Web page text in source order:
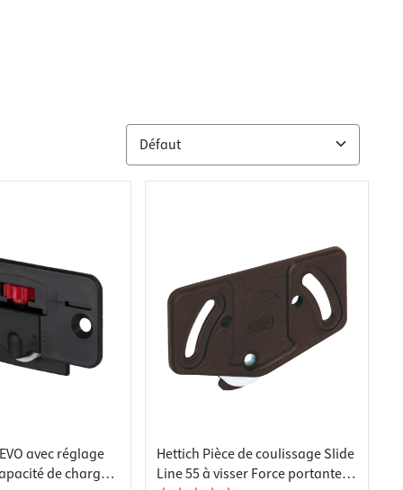
avec réglage
de charge
Hettich Pièce de coulissage Slide
Line 55 à visser Force portante